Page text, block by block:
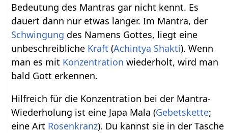
Bedeutung des Mantras gar nicht kennt. Es
dauert dann nur etwas länger. Im Mantra, der
Schwingung des Namens Gottes, liegt eine
unbeschreibliche Kraft (Achintya Shakti). Wenn
man es mit Konzentration wiederholt, wird man
bald Gott erkennen.
Hilfreich für die Konzentration bei der Mantra-
Wiederholung ist eine Japa Mala (Gebetskette;
eine Art Rosenkranz). Du kannst sie in der Tasche